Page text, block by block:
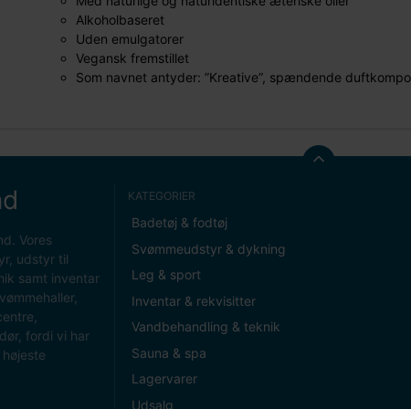
Alkoholbaseret
Uden emulgatorer
Vegansk fremstillet
Som navnet antyder: ”Kreative”, spændende
Vores
udstyr til
samt inventar
fordi vi har
KATEGORIER
Badetøj & fodtøj
Svømmeudstyr & dykning
Leg & sport
Inventar & rekvisitter
Vandbehandling & teknik
Sauna & spa
Lagervarer
Udsalg